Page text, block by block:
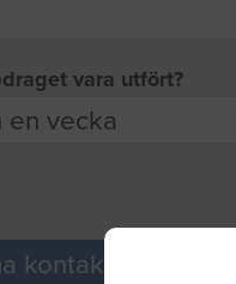
vara utfört?
kontaktuppgifter